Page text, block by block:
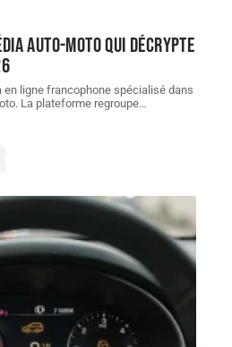
auto-moto qui décrypte
ligne francophone spécialisé dans
La plateforme regroupe…